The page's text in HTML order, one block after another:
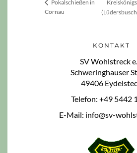
Pokalschießen in
Cornau
KONTAKT
SV Wohlstreck
Schweringhauser
49406
Telefon: +49 5442
E-Mail: info@sv-